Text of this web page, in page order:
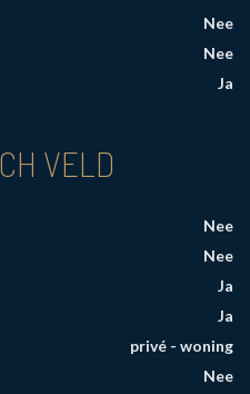
Nee
Nee
Ja
VELD
Nee
Nee
Ja
Ja
privé - woning
Nee